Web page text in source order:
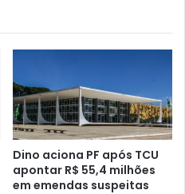
Dino aciona PF após TCU
apontar R$ 55,4 milhões
em emendas suspeitas